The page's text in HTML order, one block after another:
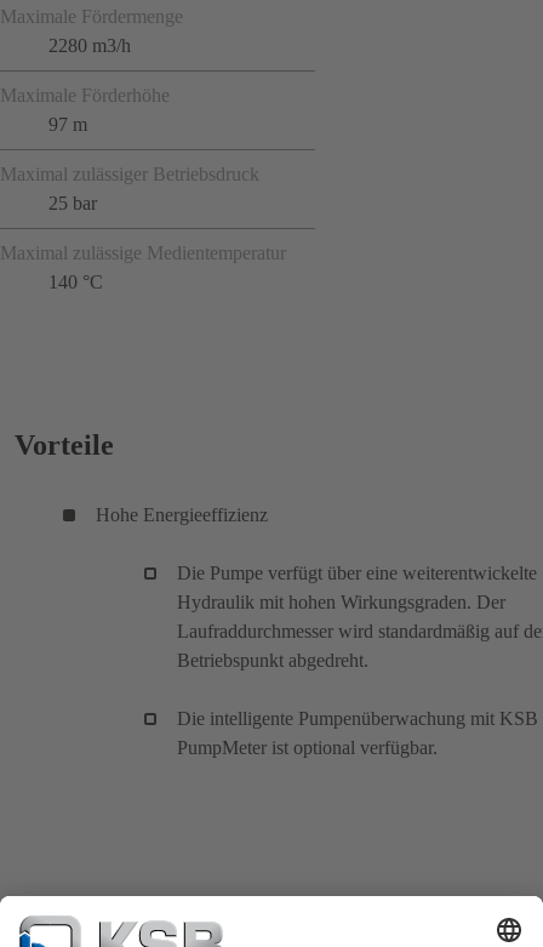
Maximale Fördermenge
2280 m3/h
Maximale Förderhöhe
97 m
Maximal zulässiger Betriebsdruck
25 bar
Maximal zulässige Medientemperatur
140 °C
Vorteile
Hohe Energieeffizienz
Die Pumpe verfügt über eine weiterentwickelte
Hydraulik mit hohen Wirkungsgraden. Der
Laufraddurchmesser wird standardmäßig auf
Betriebspunkt abgedreht.
Die intelligente Pumpenüberwachung mit KSB
PumpMeter ist optional verfügbar.